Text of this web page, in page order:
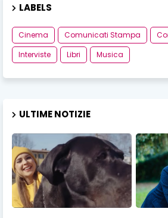
LABELS
Cinema Comunicati Stampa
Interviste
Libri Musica
ULTIME NOTIZIE